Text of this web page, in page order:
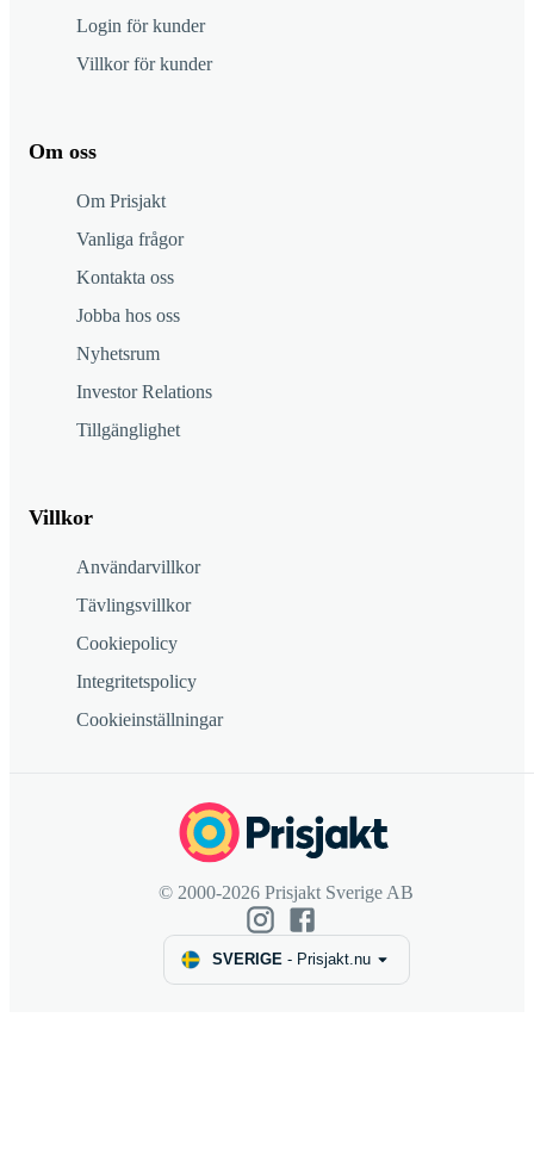
Login för kunder
Villkor för kunder
Om oss
Om Prisjakt
Vanliga frågor
Kontakta oss
Jobba hos oss
Nyhetsrum
Investor Relations
Tillgänglighet
Villkor
Användarvillkor
Tävlingsvillkor
Cookiepolicy
Integritetspolicy
Cookieinställningar
© 2000-2026 Prisjakt Sverige AB
SVERIGE- Prisjakt.nu